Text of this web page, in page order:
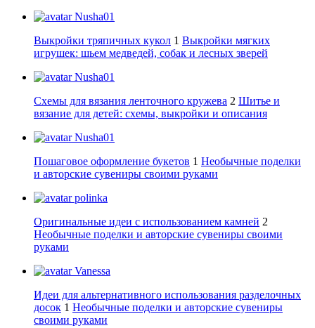
Nusha01
Выкройки тряпичных кукол 1 Выкройки мягких
игрушек: шьем медведей, собак и лесных зверей
Nusha01
Схемы для вязания ленточного кружева 2 Шитье и
вязание для детей: схемы, выкройки и описания
Nusha01
Пошаговое оформление букетов 1 Необычные поделки
и авторские сувениры своими руками
polinka
Оригинальные идеи с использованием камней 2
Необычные поделки и авторские сувениры своими
руками
Vanessa
Идеи для альтернативного использования разделочных
досок 1 Необычные поделки и авторские сувениры
своими руками